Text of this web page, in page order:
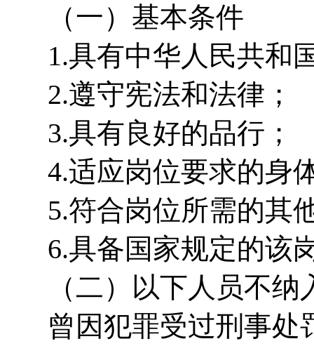
（一）基本条件
1.具有中华人民共和
2.遵守宪法和法律；
3.具有良好的品行；
4.适应岗位要求的身
5.符合岗位所需的其
6.具备国家规定的该
（二）以下人员不纳
曾因犯罪受过刑事处